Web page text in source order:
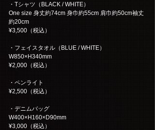
・Tシャツ（BLACK / WHITE）
One size 身丈約74cm 身巾約55cm 肩巾約50cm袖丈
約20cm
¥3,500（税込）
・フェイスタオル（BLUE / WHITE）
W850×H340mm
¥2,000（税込）
・ペンライト
¥2,500（税込）
・デニムバッグ
W400×H160×D90mm
¥3,000（税込）